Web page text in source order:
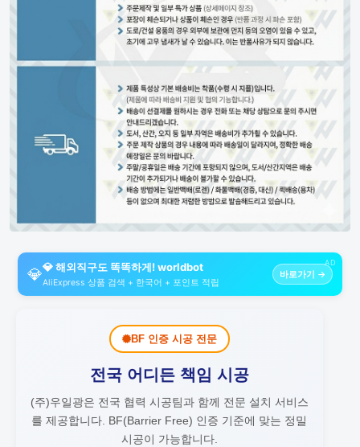
AD
💎💎 해외직구도 똑똑하게! worldbot
AliExpress 상품 검색 + 한국어 + 포인트 적립
바로가기 →
BF 인증 시공 전문
전국 어디든 책임 시공
(주)우일광은 전국 협력 시공팀과 함께 전문 설치 서비스
를 제공합니다. BF(Barrier Free) 인증 기준에 맞는 정밀
시공이 가능합니다.